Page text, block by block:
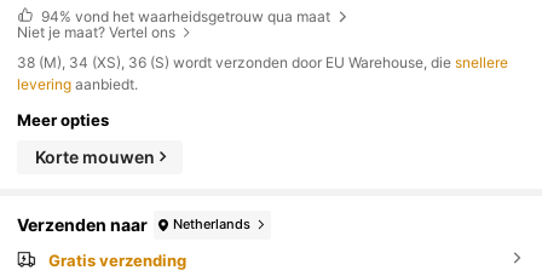
94% vond het waarheidsgetrouw qua maat
Niet je maat? Vertel ons
​38 (M), 34 (XS), 36 (S) wordt verzonden door EU Warehouse, diesnellere
levering aanbiedt.
Meer opties
Korte mouwen
Verzenden naar Netherlands
Gratis verzending